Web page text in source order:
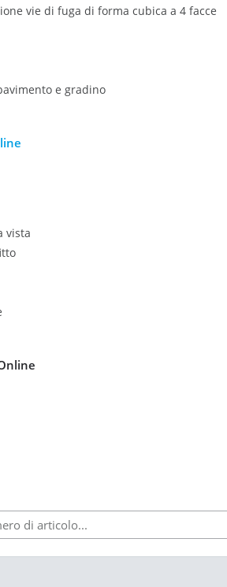
vie di fuga di forma cubica a 4 facce
pavimento e gradino
vista